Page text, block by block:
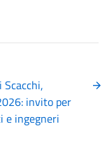
Scacchi,
invito per
e ingegneri